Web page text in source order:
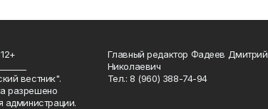
вестник".
разрешено
администрации.
Главный редактор Фадеев Дмитрий
Николаевич
Тел.: 8 (960) 388-74-94